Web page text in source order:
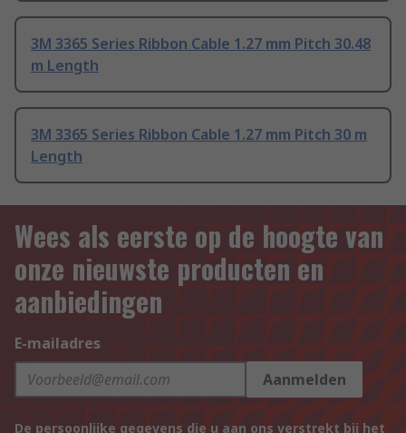
3M 3365 Series Ribbon Cable 1.27 mm Pitch 30.48
m Length
3M 3365 Series Ribbon Cable 1.27 mm Pitch 30 m
Length
Wees als eerste op de hoogte van
onze nieuwste producten en
aanbiedingen
E-mailadres
Aanmelden
De persoonlijke gegevens die u aan ons verstrekt bij het